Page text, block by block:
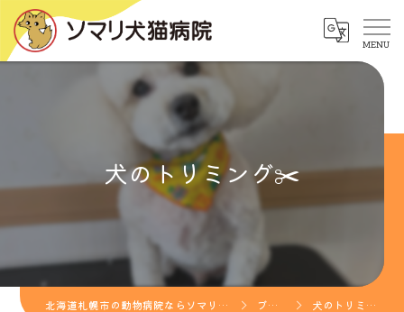
犬のトリミング✂️
北海道札幌市の動物病院ならソマリ犬猫病院 ブログ 犬のトリミング✂️